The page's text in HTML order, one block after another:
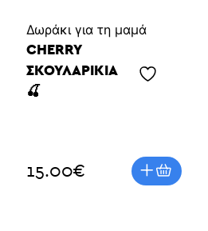
Δωράκι για τη μαμά
CHERRY
ΣΚΟΥΛΑΡΊΚΙΑ
🍒
15.00€